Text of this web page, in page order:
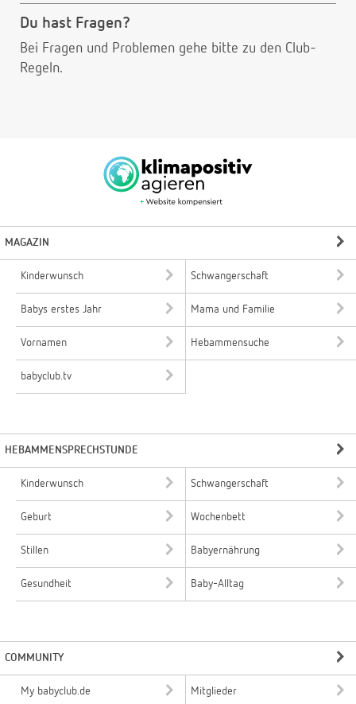
Du hast Fragen?
Bei Fragen und Problemen gehe bitte zu den Club-
Regeln.
MAGAZIN
Kinderwunsch Schwangerschaft
Babys erstes Jahr Mama und Familie
Vornamen Hebammensuche
babyclub.tv
HEBAMMENSPRECHSTUNDE
Kinderwunsch Schwangerschaft
Geburt Wochenbett
Stillen Babyernährung
Gesundheit Baby-Alltag
COMMUNITY
My babyclub.de Mitglieder